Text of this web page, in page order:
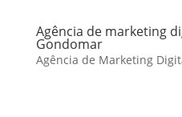
Agência de marketing
Gondomar
Agência de Marketing